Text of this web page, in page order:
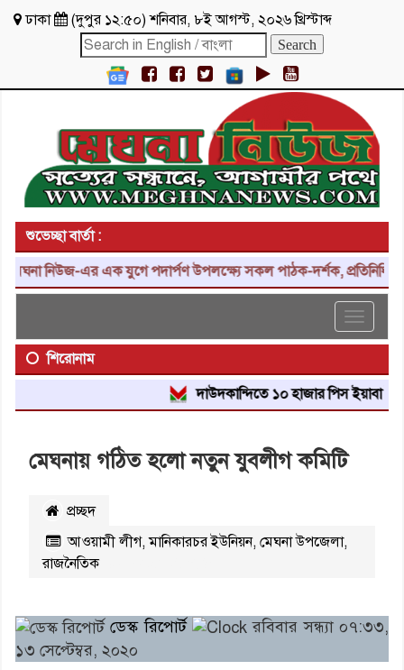
ঢাকা (দুপুর ১২:৫০)শনিবার, ৮ই আগস্ট, ২০২৬ খ্রিস্টাব্দ
শুভেচ্ছা বার্তা :
নিউজ-এর এক যুগে পদার্পণ উপলক্ষ্যে সকল পাঠক-দর্শক, প্রতিনিধি,
Toggle
শিরোনাম
দাউদকান্দিতে ১০ হাজার পিস ইয়াবা
মেঘনায় গঠিত হলো নতুন যুবলীগ কমিটি
প্রচ্ছদ
আওয়ামী লীগ,মানিকারচর ইউনিয়ন, মেঘনা উপজেলা,
রাজনৈতিক
ডেস্ক রিপোর্ট
রবিবার সন্ধ্যা ০৭:৩৩,
১৩ সেপ্টেম্বর, ২০২০